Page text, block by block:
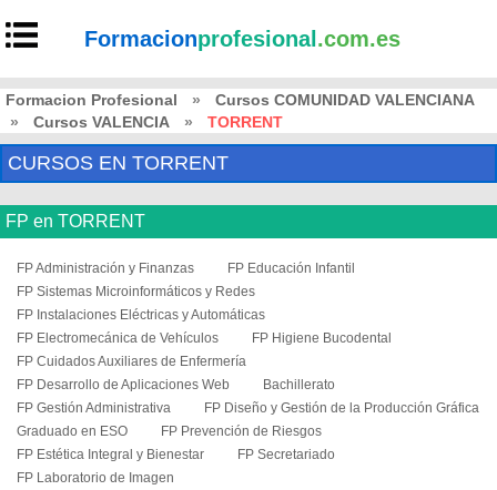
Formacionprofesional .com.es
Formacion Profesional »
Cursos COMUNIDAD VALENCIANA
»
Cursos VALENCIA » TORRENT
CURSOS EN TORRENT
FP en TORRENT
FP Administración y Finanzas
FP Educación Infantil
FP Sistemas Microinformáticos y Redes
FP Instalaciones Eléctricas y Automáticas
FP Electromecánica de Vehículos
FP Higiene Bucodental
FP Cuidados Auxiliares de Enfermería
FP Desarrollo de Aplicaciones Web
Bachillerato
FP Gestión Administrativa
FP Diseño y Gestión de la Producción Gráfica
Graduado en ESO
FP Prevención de Riesgos
FP Estética Integral y Bienestar
FP Secretariado
FP Laboratorio de Imagen